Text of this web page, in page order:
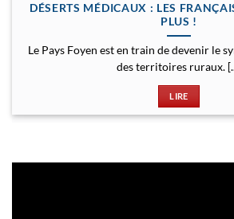
DÉSERTS MÉDICAUX : LES
PLUS !
Le Pays Foyen est en train de devenir le
des territoires ruraux.
LIRE